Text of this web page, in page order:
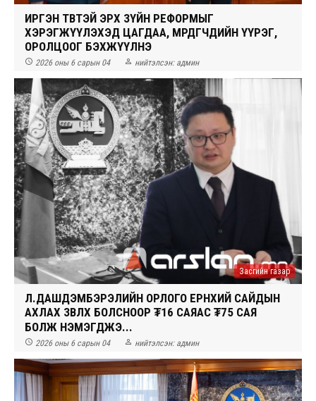
ИРГЭН ТӨВТЭЙ ЭРХ ЗҮЙН РЕФОРМЫГ
ХЭРЭГЖҮҮЛЭХЭД ЦАГДАА, МӨРДӨГЧДИЙН ҮҮРЭГ,
ОРОЛЦООГ БЭХЖҮҮЛНЭ
 2026 оны 6 сарын 04  нийтэлсэн: админ
Засгийн газар
Л.ДАШДЭМБЭРЭЛИЙН ОРЛОГО ЕРӨНХИЙ САЙДЫН
АХЛАХ ЗӨВЛӨХ БОЛСНООР ₮16 САЯАС ₮75 САЯ
БОЛЖ НЭМЭГДЖЭ...
 2026 оны 6 сарын 04  нийтэлсэн: админ